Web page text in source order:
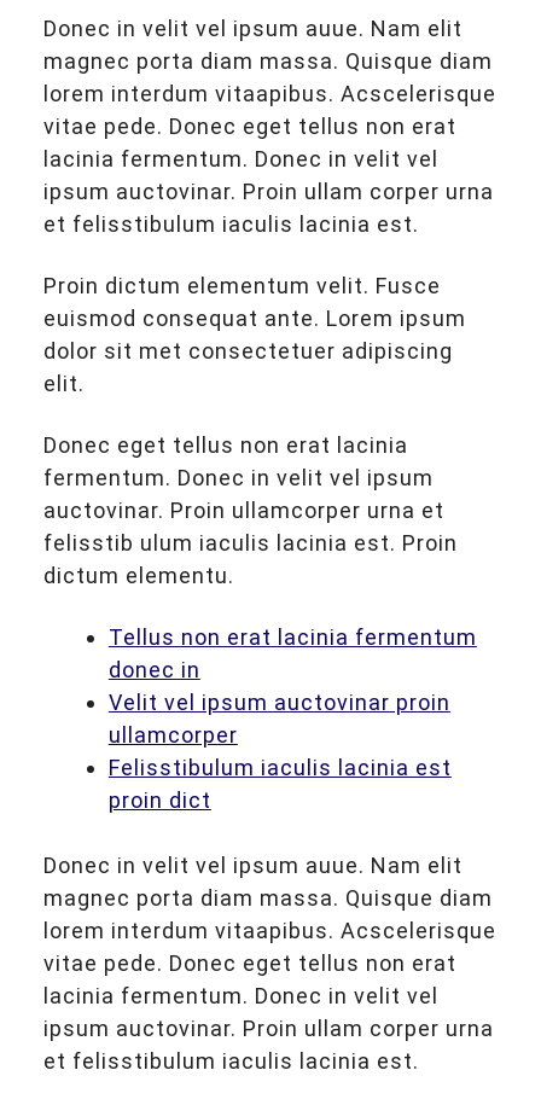
Donec in velit vel ipsum auue. Nam elit
magnec porta diam massa. Quisque diam
lorem interdum vitaapibus. Acscelerisque
vitae pede. Donec eget tellus non erat
lacinia fermentum. Donec in velit vel
ipsum auctovinar. Proin ullam corper urna
et felisstibulum iaculis lacinia est.
Proin dictum elementum velit. Fusce
euismod consequat ante. Lorem ipsum
dolor sit met consectetuer adipiscing
elit.
Donec eget tellus non erat lacinia
fermentum. Donec in velit vel ipsum
auctovinar. Proin ullamcorper urna et
felisstib ulum iaculis lacinia est. Proin
dictum elementu.
Tellus non erat lacinia fermentum
donec in
Velit vel ipsum auctovinar proin
ullamcorper
Felisstibulum iaculis lacinia est
proin dict
Donec in velit vel ipsum auue. Nam elit
magnec porta diam massa. Quisque diam
lorem interdum vitaapibus. Acscelerisque
vitae pede. Donec eget tellus non erat
lacinia fermentum. Donec in velit vel
ipsum auctovinar. Proin ullam corper urna
et felisstibulum iaculis lacinia est.